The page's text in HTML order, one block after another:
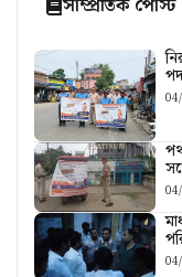
সাম্প্রতিক পোস্ট